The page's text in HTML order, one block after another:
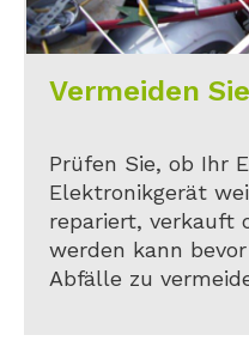
Vermeiden
Prüfen Sie, ob Ihr
Elektronikgerät
repariert, verkauft
werden kann
Abfälle zu